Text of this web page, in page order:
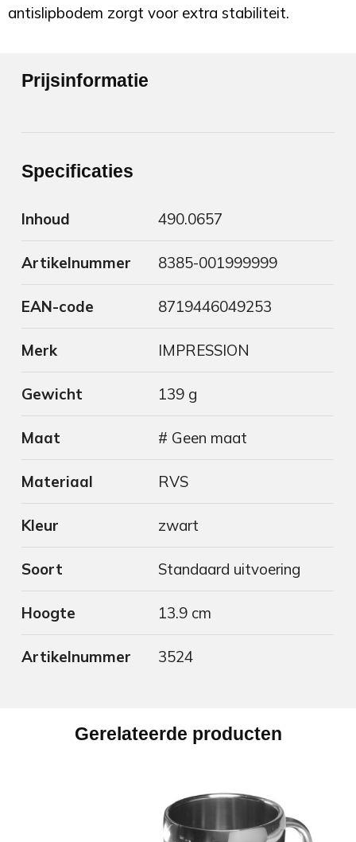
antislipbodem zorgt voor extra stabiliteit.
Prijsinformatie
Specificaties
Inhoud 490.0657
Artikelnummer 8385-001999999
EAN-code 8719446049253
Merk IMPRESSION
Gewicht 139 g
Maat # Geen maat
Materiaal RVS
Kleur zwart
Soort Standaard uitvoering
Hoogte 13.9 cm
Artikelnummer 3524
Gerelateerde producten